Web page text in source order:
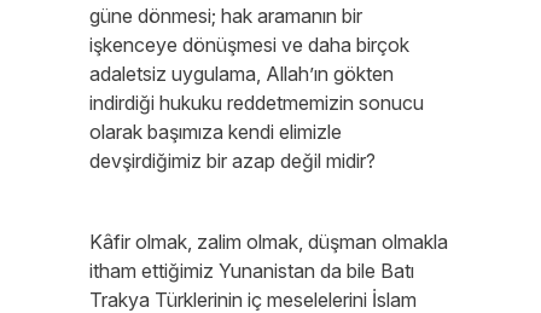
güne dönmesi; hak aramanın bir
işkenceye dönüşmesi ve daha birçok
adaletsiz uygulama, Allah’ın gökten
indirdiği hukuku reddetmemizin sonucu
olarak başımıza kendi elimizle
devşirdiğimiz bir azap değil midir?
Kâfir olmak, zalim olmak, düşman olmakla
itham ettiğimiz Yunanistan da bile Batı
Trakya Türklerinin iç meselelerini İslam